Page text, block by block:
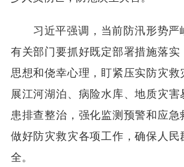
习近平强调，当前防汛形势严
有关部门要抓好既定部署措施落
思想和侥幸心理，盯紧压实防灾
展江河湖泊、病险水库、地质灾
患排查整治，强化监测预警和应
做好防灾救灾各项工作，确保人民
全。